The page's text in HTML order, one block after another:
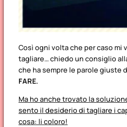
Così ogni volta che per caso mi
tagliare… chiedo un consiglio
che ha sempre le parole giuste
FARE.
Ma ho anche trovato la
sento il desiderio di tagliare i
cosa: li coloro!